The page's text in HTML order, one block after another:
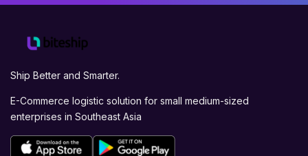
Ship Better and Smarter.
E-Commerce logistic solution for small medium-sized
enterprises in Southeast Asia